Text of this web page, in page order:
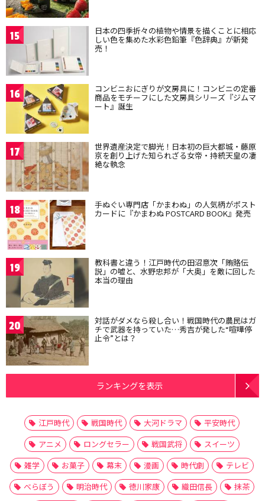
15 日本の四季折々の植物や情景を描くことに相応
しい色を集めた水彩色鉛筆『色辞典』が新発
売！
16 コンビニおにぎりが文房具に！コンビニの定番
商品をモチーフにした文房具シリーズ『ジムマ
ート』誕生
17 世界遺産決定で脚光！日本初の巨大都城・藤原
京を創り上げた知られざる女帝・持統天皇の凄
絶な執念
18 手ぬぐい専門店「かまわぬ」の人気柄がポスト
カードに『かまわぬ POSTCARD BOOK』発売
19 教科書と違う！江戸時代の田沼意次「賄賂伝
説」の嘘と、水野忠邦が「大奥」を敵に回した
本当の理由
20 対話がダメなら殺し合い！戦国時代の農民はガ
チで武器を持っていた…秀吉が発した“喧嘩停
止令”とは？
ランキングを表示
江戸時代 戦国時代 大河ドラマ
平安時代
アニメ
ロングセラー 戦国武将
スイーツ
雑学
お菓子 幕末 漫画 時代劇
テレビ
べらぼう
明治時代 徳川家康 織田信長
抹茶